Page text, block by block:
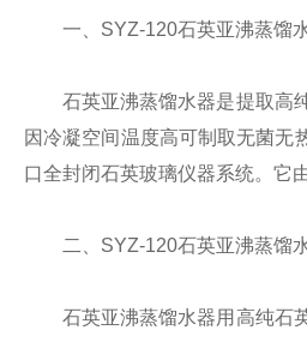
一、SYZ-120石英亚沸蒸馏
石英亚沸蒸馏水器是提取高纯
因冷凝空间温度高可制取无菌无
口全封闭石英玻璃仪器系统。它
二、SYZ-120石英亚沸蒸馏水
石英亚沸蒸馏水器用高纯石英